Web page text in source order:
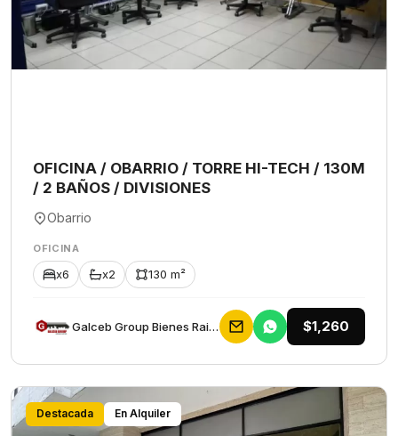
OFICINA / OBARRIO / TORRE HI-TECH / 130M
/ 2 BAÑOS / DIVISIONES
Obarrio
OFICINA
x6 x2 130 m²
Galceb Group Bienes Raices $1,260
Destacada En Alquiler